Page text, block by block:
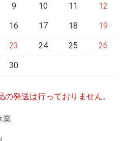
9 10 11 12
16 17 18 19
23 24 25 26
30
発送は行っておりません。
業